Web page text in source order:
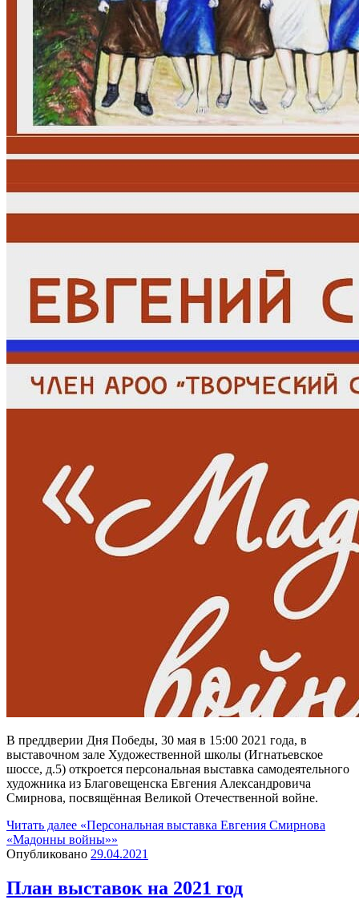
В преддверии Дня Победы, 30 мая в 15:00 2021 года, в
выставочном зале Художественной школы (Игнатьевское
шоссе, д.5) откроется персональная выставка самодеятельного
художника из Благовещенска Евгения Александровича
Смирнова, посвящённая Великой Отечественной войне.
Читать далее «Персональная выставка Евгения Смирнова
«Мадонны войны»»
Опубликовано 29.04.2021
План выставок на 2021 год